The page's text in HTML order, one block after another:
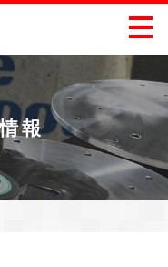
報